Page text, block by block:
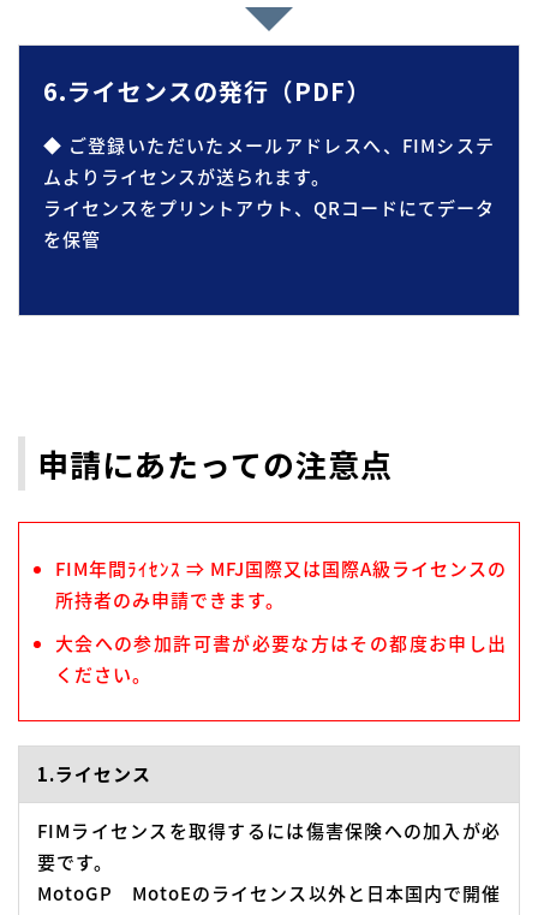
6.ライセンスの発行（PDF）
◆ ご登録いただいたメールアドレスへ、FIMシステ
ムよりライセンスが送られます。
ライセンスをプリントアウト、QRコードにてデータ
を保管
申請にあたっての注意点
FIM年間ﾗｲｾﾝｽ ⇒ MFJ国際又は国際A級ライセンスの
所持者のみ申請できます。
大会への参加許可書が必要な方はその都度お申し出
ください。
1.ライセンス
FIMライセンスを取得するには傷害保険への加入が必
要です。
MotoGP MotoEのライセンス以外と日本国内で開催